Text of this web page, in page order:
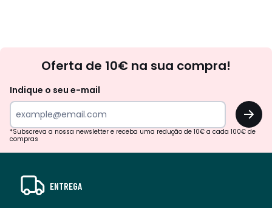
Oferta de 10€ na sua compra!
Indique o seu e-mail
OK
*Subscreva a nossa newsletter e receba uma redução de 10€ a cada 100€ de
compras
ENTREGA